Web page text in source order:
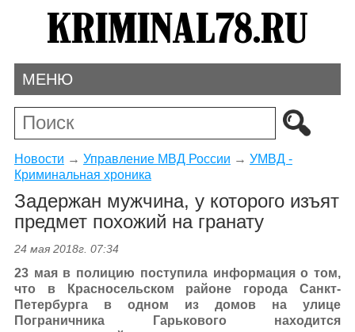
МЕНЮ
Новости → Управление МВД России → УМВД -
Криминальная хроника
Задержан мужчина, у которого изъят
предмет похожий на гранату
24 мая 2018г. 07:34
23 мая в полицию поступила информация о том,
что в Красносельском районе города Санкт-
Петербурга в одном из домов на улице
Пограничника Гарькового находится